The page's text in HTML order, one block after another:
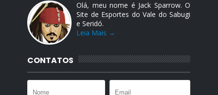
Olá, meu nome é Jack Sparrow. O
Site de Esportes do Vale do Sabugi
e Seridó.
Leia Mais →
CONTATOS